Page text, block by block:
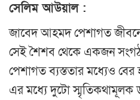
সেলিম আউয়াল :
জাবেদ আহমদ পেশাগত
সেই শৈশব থেকে একজন
পেশাগত ব্যস্ততার মধ্যেও বের
এর মধ্যে দুটো স্মৃতিকথামূলক